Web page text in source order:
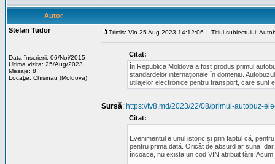
Autor
Stefan Tudor
Data înscrierii: 06/Noi/2015
Ultima vizita: 25/Aug/2023
Mesaje: 8
Locaţie: Chisinau (Moldova)
Trimis: Vin 25 Aug 2023 14:12:06 Titlul subiectului:
Citat:
În Republica Moldova a fost produs primul
standardelor internaționale în domeniu.
utilajelor electronice pentru transport, care sunt
Sursă: https://tv8.md/2023/22/08/primul-autobuz-
Citat:
Evenimentul e unul istoric şi prin faptul că,
pentru prima dată. Oricât de absurd ar suna,
încoace, nu exista un cod VIN atribuit ţării.